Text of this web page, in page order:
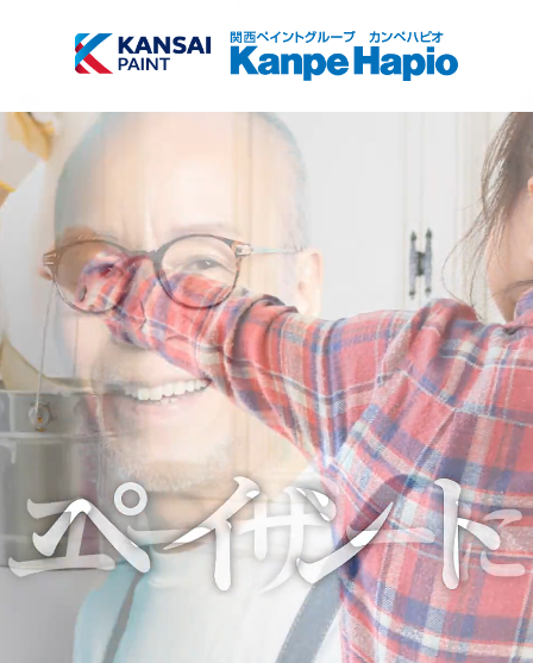
TOP
会社情報
サブメニュー開
閉
採用情報
サブメニュー開
閉
お知らせ
塗装方法
塗料の選び方
カラーシミュレーション